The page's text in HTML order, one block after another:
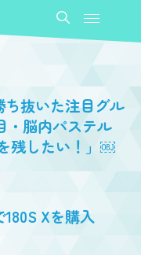
ち抜いた注目グル
・脳内パステル
残したい！」￼
180S Xを購入